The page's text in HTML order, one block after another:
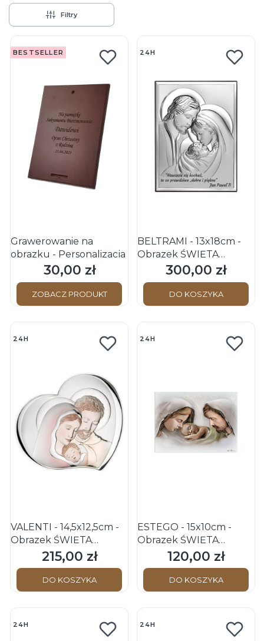
Filtry
BESTSELLER
Grawerowanie na
obrazku - Personalizacja
Cena
30,00 zł
ZOBACZ PRODUKT
24H
BELTRAMI - 13x18cm -
Obrazek ŚWIĘTA
RODZINA - Cytat
Cena
300,00 zł
DO KOSZYKA
24H
VALENTI - 14,5x12,5cm -
Obrazek ŚWIĘTA
RODZINA - Serce
Kolorowe
Cena
215,00 zł
DO KOSZYKA
24H
ESTEGO - 15x10cm -
Obrazek ŚWIĘTA
RODZINA - Zdobiony
srebrną farbą
Cena
120,00 zł
DO KOSZYKA
24H 24H